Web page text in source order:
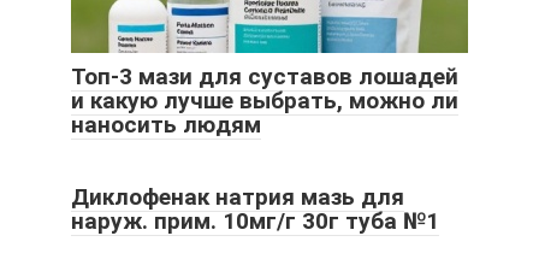
Топ-3 мази для суставов лошадей
и какую лучше выбрать, можно ли
наносить людям
Диклофенак натрия мазь для
наруж. прим. 10мг/г 30г туба №1